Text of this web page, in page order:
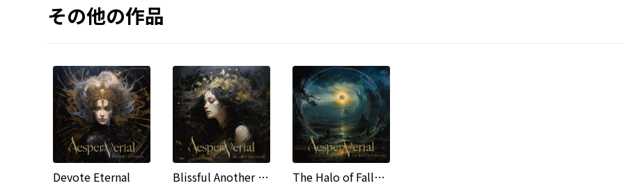
その他の作品
Devote Eternal Blissful Another (Single Mix) The Halo of Fallen Sky (Single Mix)